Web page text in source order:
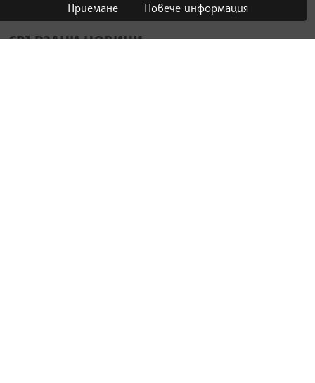
Приемане
Повече информация